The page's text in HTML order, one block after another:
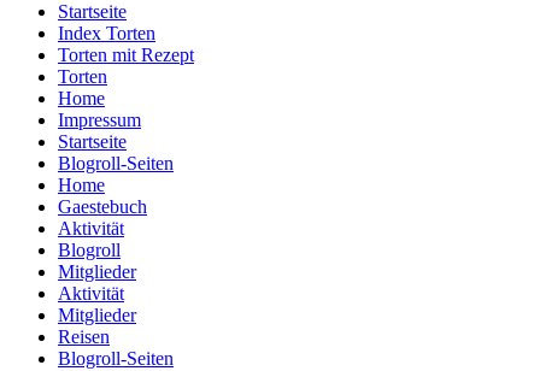
Startseite
Index Torten
Torten mit Rezept
Torten
Home
Impressum
Startseite
Blogroll-Seiten
Home
Gaestebuch
Aktivität
Blogroll
Mitglieder
Aktivität
Mitglieder
Reisen
Blogroll-Seiten